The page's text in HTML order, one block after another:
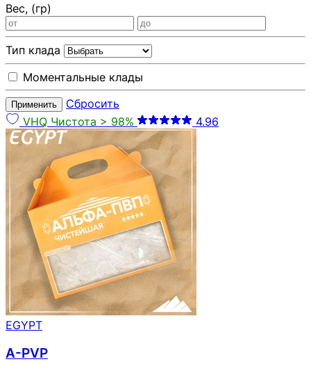
Вес, (гр)
Тип клада
Моментальные клады
Применить
Сбросить
VHQ Чистота > 98% 4.96
EGYPT
A-PVP